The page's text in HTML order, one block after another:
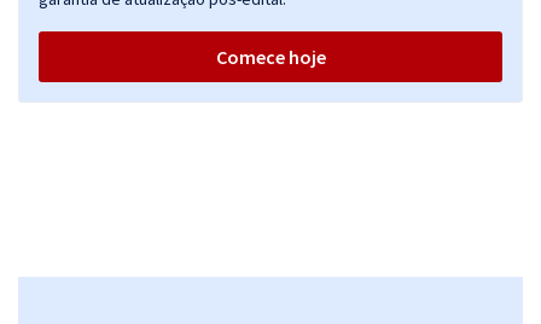
Comece hoje